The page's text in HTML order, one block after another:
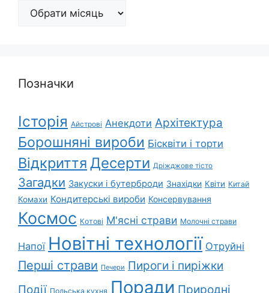
Архіви
Позначки
Історія Айстрові Анекдоти Архітектура
Борошняні вироби Бісквіти і торти
Відкриття Десерти Дріжджове тісто
Загадки Закуски і бутерброди Знахідки Квіти Китай
Комахи Кондитерські вироби Консервування
Космос Котові М'ясні страви Молочні страви
Напої Новітні технології Отруйні
Перші страви Печери Пироги і пиріжки
Події Польська кухня Поради Природні